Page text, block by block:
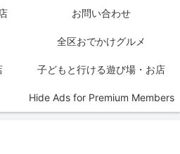
お問い合わせ
全区おでかけグルメ
子どもと行ける遊び場・お店
Hide Ads for Premium Members